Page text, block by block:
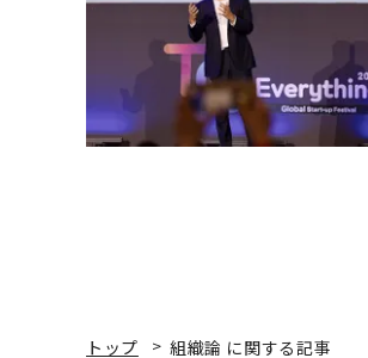
トップ 組織論 に関する記事